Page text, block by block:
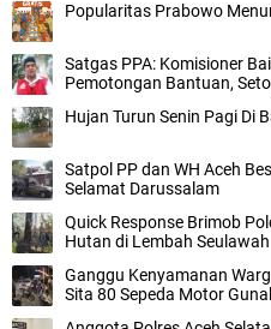
Popularitas Prabowo
Satgas PPA: Komisioner
Pemotongan Bantuan,
Hujan Turun Senin Pagi Di
Satpol PP dan WH Aceh
Selamat Darussalam
Quick Response Brimob
Hutan di Lembah Seulawah
Ganggu Kenyamanan
Sita 80 Sepeda Motor